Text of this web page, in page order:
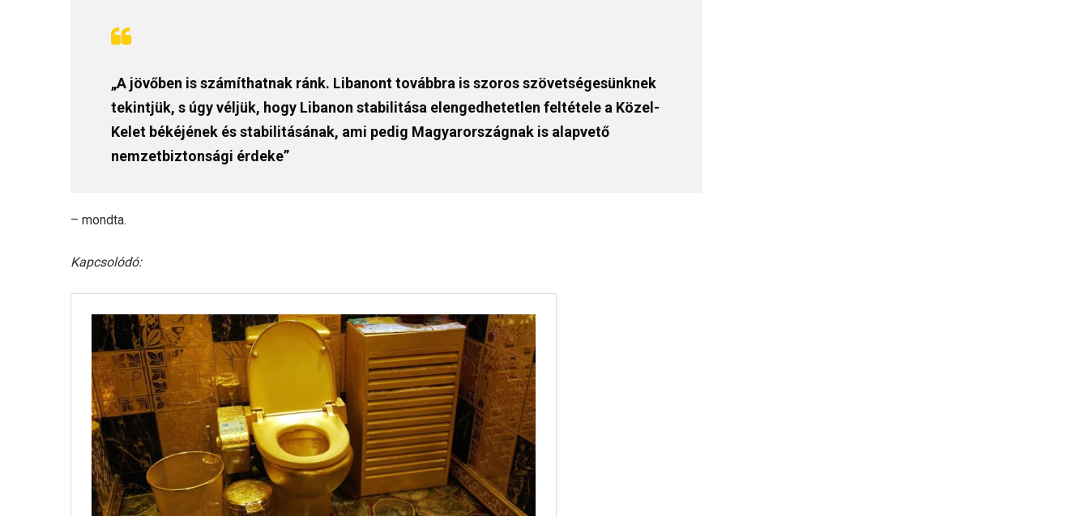
„A jövőben is számíthatnak ránk. Libanont továbbra is szoros szövetségesünknek
tekintjük, s úgy véljük, hogy Libanon stabilitása elengedhetetlen feltétele a Közel-
Kelet békéjének és stabilitásának, ami pedig Magyarországnak is alapvető
nemzetbiztonsági érdeke”
– mondta.
Kapcsolódó: